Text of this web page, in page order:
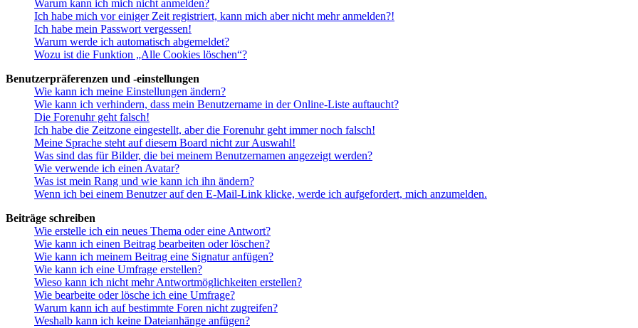
Warum kann ich mich nicht anmelden?
Ich habe mich vor einiger Zeit registriert, kann mich aber nicht mehr anmelden?!
Ich habe mein Passwort vergessen!
Warum werde ich automatisch abgemeldet?
Wozu ist die Funktion „Alle Cookies löschen“?
Benutzerpräferenzen und -einstellungen
Wie kann ich meine Einstellungen ändern?
Wie kann ich verhindern, dass mein Benutzername in der Online-Liste auftaucht?
Die Forenuhr geht falsch!
Ich habe die Zeitzone eingestellt, aber die Forenuhr geht immer noch falsch!
Meine Sprache steht auf diesem Board nicht zur Auswahl!
Was sind das für Bilder, die bei meinem Benutzernamen angezeigt werden?
Wie verwende ich einen Avatar?
Was ist mein Rang und wie kann ich ihn ändern?
Wenn ich bei einem Benutzer auf den E-Mail-Link klicke, werde ich aufgefordert, mich anzumelden.
Beiträge schreiben
Wie erstelle ich ein neues Thema oder eine Antwort?
Wie kann ich einen Beitrag bearbeiten oder löschen?
Wie kann ich meinem Beitrag eine Signatur anfügen?
Wie kann ich eine Umfrage erstellen?
Wieso kann ich nicht mehr Antwortmöglichkeiten erstellen?
Wie bearbeite oder lösche ich eine Umfrage?
Warum kann ich auf bestimmte Foren nicht zugreifen?
Weshalb kann ich keine Dateianhänge anfügen?